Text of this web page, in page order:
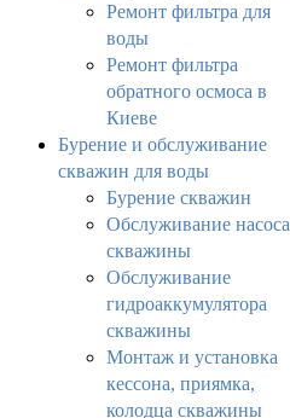
Ремонт фильтра для
воды
Ремонт фильтра
обратного осмоса в
Киеве
Бурение и обслуживание
скважин для воды
Бурение скважин
Обслуживание насоса
скважины
Обслуживание
гидроаккумулятора
скважины
Монтаж и установка
кессона, приямка,
колодца скважины